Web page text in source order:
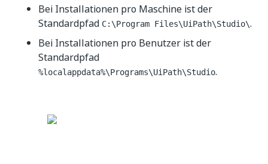
Bei Installationen pro Maschine ist der
Standardpfad C:\Program Files\UiPath\Studio\.
Bei Installationen pro Benutzer ist der
Standardpfad
%localappdata%\Programs\UiPath\Studio.